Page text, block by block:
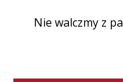
Nie walczmy z